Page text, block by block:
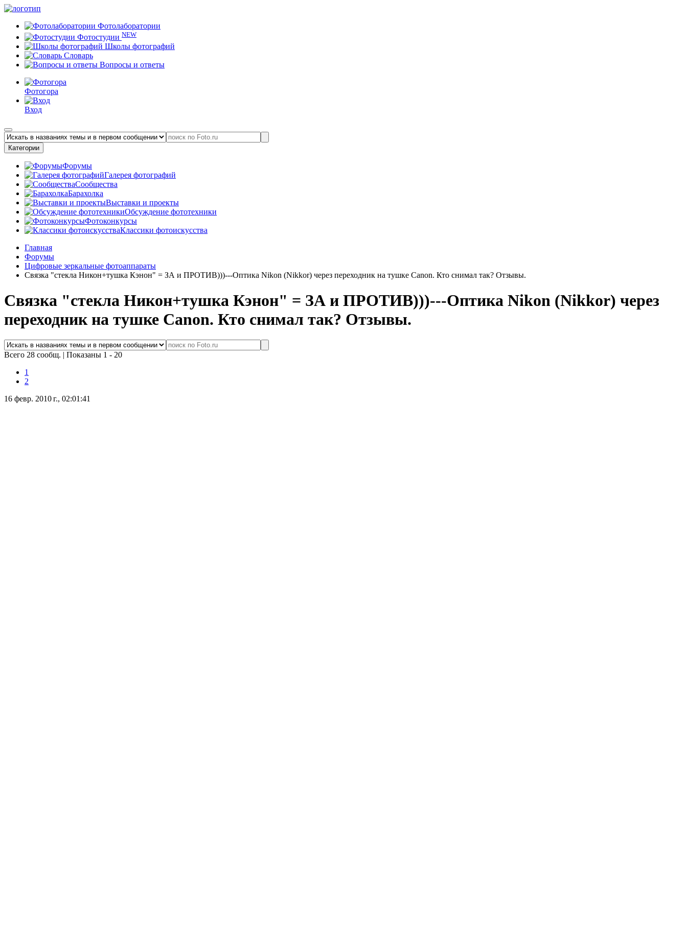
Фотолаборатории
Фотостудии NEW
Школы фотографий
Словарь
Вопросы и ответы
Фотогора
Вход
Категории
Форумы
Галерея фотографий
Сообщества
Барахолка
Выставки и проекты
Обсуждение фототехники
Фотоконкурсы
Классики фотоискусства
Главная
Форумы
Цифровые зеркальные фотоаппараты
Связка "стекла Никон+тушка Кэнон" = ЗА и ПРОТИВ)))---Оптика Nikon (Nikkor) через переходник на тушке Canon. Кто снимал так? Отзывы.
Связка "стекла Никон+тушка Кэнон" = ЗА и ПРОТИВ)))---Оптика Nikon (Nikkor) через
переходник на тушке Canon. Кто снимал так? Отзывы.
Всего 28 сообщ. | Показаны 1 - 20
1
2
16 февр. 2010 г., 02:01:41